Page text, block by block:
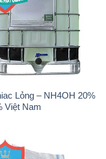
Lỏng – NH4OH 20%
Việt Nam